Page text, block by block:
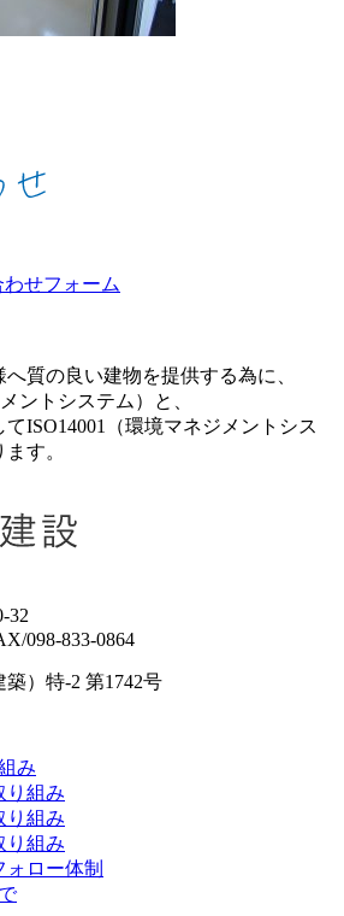
せフォーム
質の良い建物を提供する為に、
ントシステム）と、
ISO14001（環境マネジメントシス
す。
32
098-833-0864
）特-2 第1742号
み
り組み
り組み
り組み
ォロー体制